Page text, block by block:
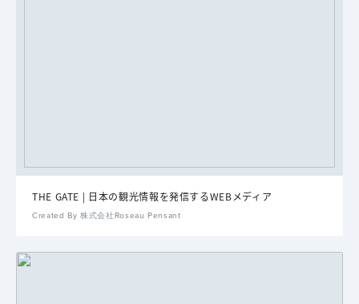
THE GATE | 日本の観光情報を発信するWEBメディア
Created By 株式会社Roseau Pensant